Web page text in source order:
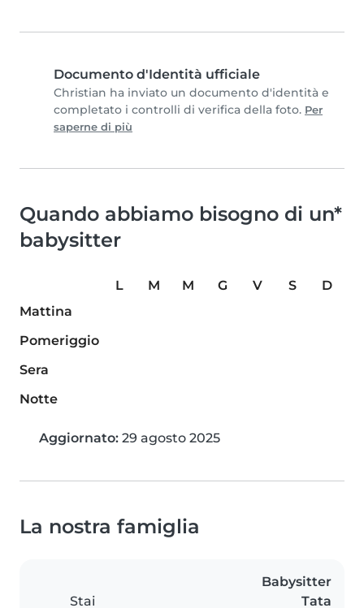
Documento d'Identità ufficiale
Christian ha inviato un documento d'identità e
completato i controlli di verifica della foto. Per
saperne di più
Quando abbiamo bisogno di un*
babysitter
L M M G V S
D
Mattina
Pomeriggio
Sera
Notte
Aggiornato: 29 agosto 2025
La nostra famiglia
Stai
Babysitter
Tata